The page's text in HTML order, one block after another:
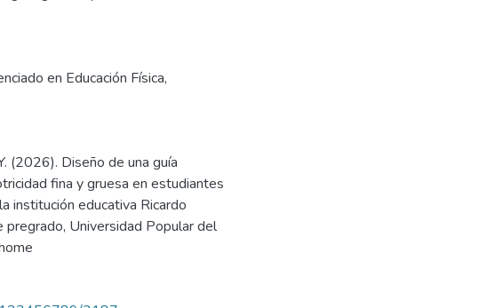
en Educación Física,
(2026). Diseño de una guía
fina y gruesa en estudiantes
institución educativa Ricardo
pregrado, Universidad Popular del